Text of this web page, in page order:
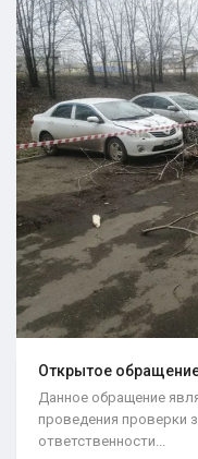
Открытое
Данное обращение
проведения проверки
ответственности...